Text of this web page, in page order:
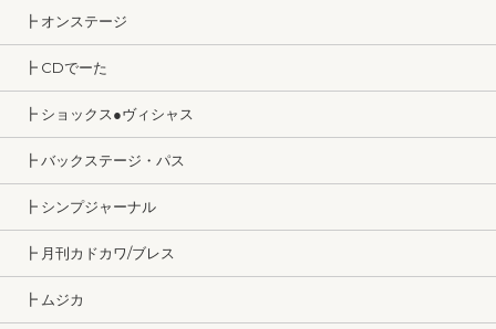
┣ オンステージ
┣ CDでーた
┣ ショックス●ヴィシャス
┣ バックステージ・パス
┣ シンプジャーナル
┣ 月刊カドカワ/ブレス
┣ ムジカ